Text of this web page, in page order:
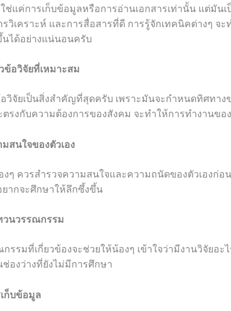
ช่แค่การเก็บข้อมูลหรือการอ่านเอกสารเท่านั้น แต่มัน
รวิเคราะห์ และการสื่อสารที่ดี การรู้จักเทคนิคต่างๆ จ
ได้อย่างแน่นอนครับ
ข้อวิจัยที่เหมาะสม
วิจัยเป็นสิ่งสำคัญที่สุดครับ เพราะมันจะกำหนดทิศทาง
รงกับความต้องการของสังคม จะทำให้การทำงานขอ
สนใจของตัวเอง
ๆ ควรสำรวจความสนใจและความถนัดของตัวเองก่อ
ยากจะศึกษาให้ลึกซึ้งขึ้น
วนวรรณกรรม
รรมที่เกี่ยวข้องจะช่วยให้น้องๆ เข้าใจว่ามีงานวิจัยอะ
ช่องว่างที่ยังไม่มีการศึกษา
ก็บข้อมูล